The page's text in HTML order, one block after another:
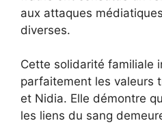
aux attaques
diverses.
Cette solidarité familiale
parfaitement les valeurs
et Nidia. Elle démontre
les liens du sang